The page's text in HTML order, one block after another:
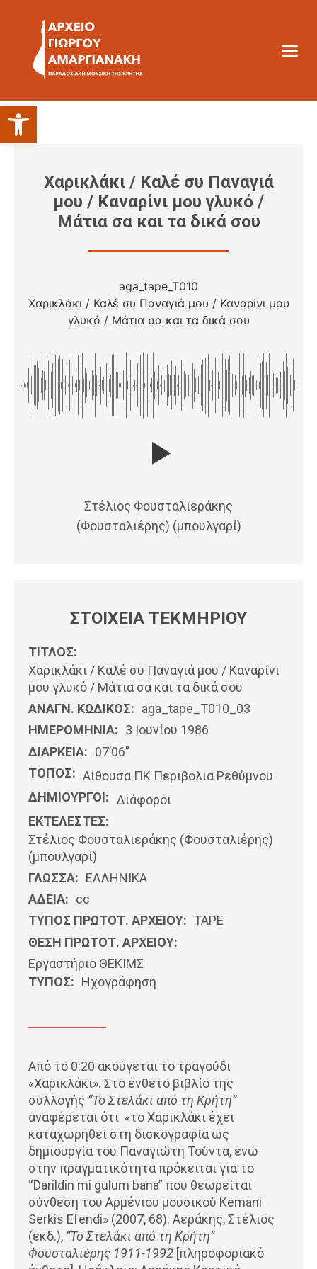
Ανοίξτε τη γραμμή εργαλείων
Χαρικλάκι / Καλέ συ Παναγιά
μου / Καναρίνι μου γλυκό /
Μάτια σα και τα δικά σου
aga_tape_T010
Χαρικλάκι / Καλέ συ Παναγιά μου / Καναρίνι μου
γλυκό / Μάτια σα και τα δικά σου
Στέλιος Φουσταλιεράκης
(Φουσταλιέρης) (μπουλγαρί)
ΣΤΟΙΧΕΙΑ ΤΕΚΜΗΡΙΟΥ
ΤΙΤΛΟΣ:
Χαρικλάκι / Καλέ συ Παναγιά μου / Καναρίνι
μου γλυκό / Μάτια σα και τα δικά σου
ΑΝΑΓΝ. ΚΩΔΙΚΟΣ: aga_tape_T010_03
ΗΜΕΡΟΜΗΝΊΑ: 3 Ιουνίου 1986
ΔΙΑΡΚΕΙΑ: 07’06”
ΤΟΠΟΣ: Αίθουσα ΠΚ Περιβόλια Ρεθύμνου
ΔΗΜΙΟΥΡΓΟΙ: Διάφοροι
ΕΚΤΕΛΕΣΤΕΣ:
Στέλιος Φουσταλιεράκης (Φουσταλιέρης)
(μπουλγαρί)
ΓΛΩΣΣΑ: ΕΛΛΗΝΙΚΆ
ΑΔΕΙΑ: cc
ΤΥΠΟΣ ΠΡΩΤΟΤ. ΑΡΧΕΙΟΥ: ΤΑΡΕ
ΘΕΣΗ ΠΡΩΤΟΤ. ΑΡΧΕΙΟΥ:
Εργαστήριο ΘΕΚΙΜΣ
ΤΥΠΟΣ: Ηχογράφηση
Από το 0:20 ακούγεται το τραγούδι
«Χαρικλάκι». Στο ένθετο βιβλίο της
συλλογής “Το Στελάκι από τη Κρήτη”
αναφέρεται ότι «το Χαρικλάκι έχει
καταχωρηθεί στη δισκογραφία ως
δημιουργία του Παναγιώτη Τούντα, ενώ
στην πραγµατικότητα πρόκειται για το
“Darildin mi gulum bana” που θεωρείται
σύνθεση του Αρµένιου µουσικού Kemani
Serkis Efendi» (2007, 68): Αεράκης, Στέλιος
(εκδ.), “Το Στελάκι από τη Κρήτη”
Φουσταλιέρης 1911-1992 [πληροφοριακό